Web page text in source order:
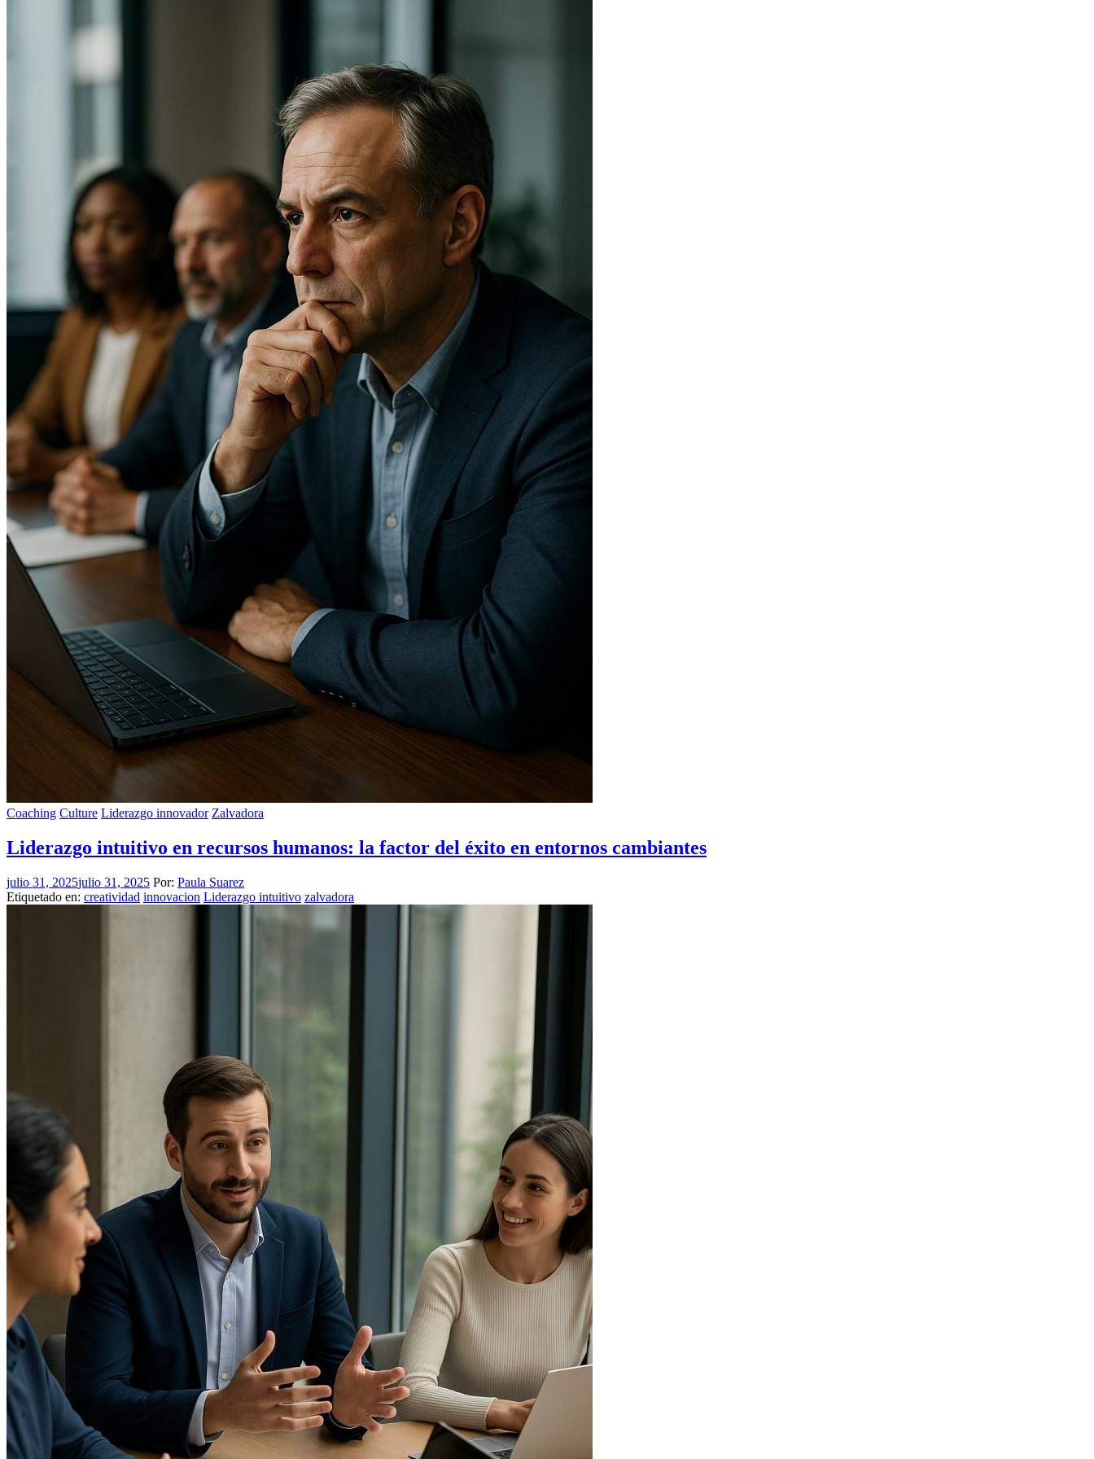
Coaching Culture Liderazgo innovador Zalvadora
Liderazgo intuitivo en recursos humanos: la factor del éxito en entornos cambiantes
julio 31, 2025julio 31, 2025 Por: Paula Suarez
Etiquetado en: creatividad innovacion Liderazgo intuitivo zalvadora